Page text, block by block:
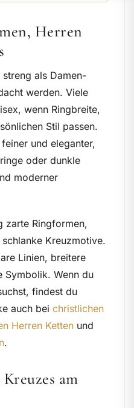
Herren
als Damen-
werden. Viele
wenn Ringbreite,
Stil passen.
und eleganter,
oder dunkle
moderner
zarte Ringformen,
Kreuzmotive.
Linien, breitere
Symbolik. Wenn du
findest du
auch bei christlichen
Herren Ketten und
.
am